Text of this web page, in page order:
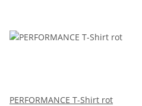
PERFORMANCE T-Shirt rot